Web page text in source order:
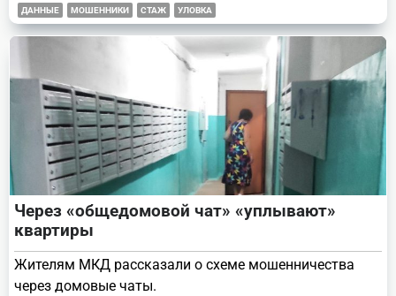
ДАННЫЕ МОШЕННИКИ СТАЖ УЛОВКА
Через «общедомовой чат» «уплывают»
квартиры
Жителям МКД рассказали о схеме мошенничества
через домовые чаты.